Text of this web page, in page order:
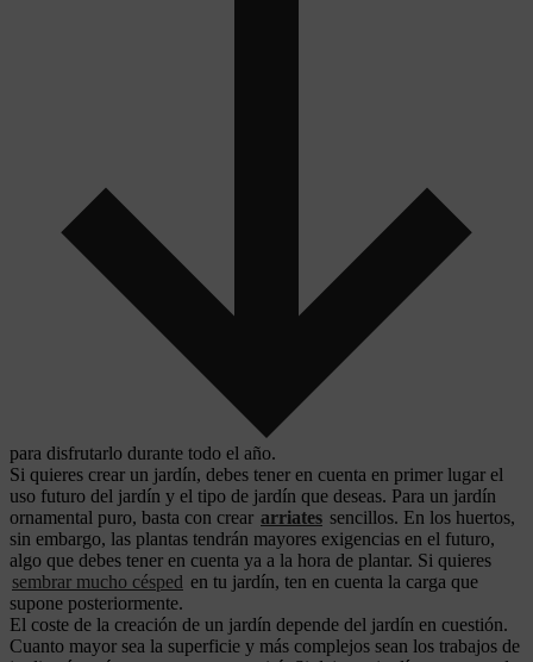
para disfrutarlo durante todo el año.
Si quieres crear un jardín, debes tener en cuenta en primer lugar el
uso futuro del jardín y el tipo de jardín que deseas. Para un jardín
ornamental puro, basta con crear arriates sencillos. En los huertos,
sin embargo, las plantas tendrán mayores exigencias en el futuro,
algo que debes tener en cuenta ya a la hora de plantar. Si quieres
sembrar mucho césped en tu jardín, ten en cuenta la carga que
supone posteriormente.
El coste de la creación de un jardín depende del jardín en cuestión.
Cuanto mayor sea la superficie y más complejos sean los trabajos de